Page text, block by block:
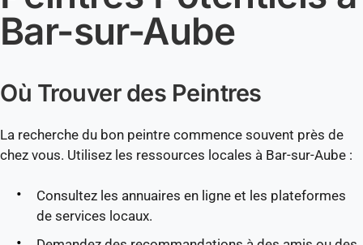
Bar-sur-Aube
Où Trouver des Peintres
La recherche du bon peintre commence souvent près de
chez vous. Utilisez les ressources locales à Bar-sur-Aube :
Consultez les annuaires en ligne et les plateformes
de services locaux.